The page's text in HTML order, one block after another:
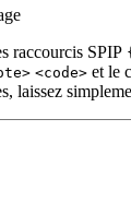
raccourcis SPIP
<code> et le
laissez